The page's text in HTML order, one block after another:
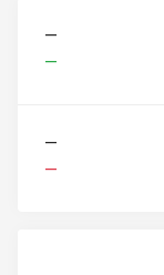
—
—
—
—